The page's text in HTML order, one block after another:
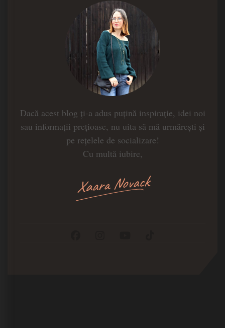
Dacă acest blog ți-a adus puțină inspirație, idei noi
sau informații prețioase, nu uita să mă urmărești și
pe rețelele de socializare!
Cu multă iubire,
Xaara Novack